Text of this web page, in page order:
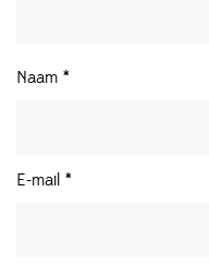
Naam *
E-mail *